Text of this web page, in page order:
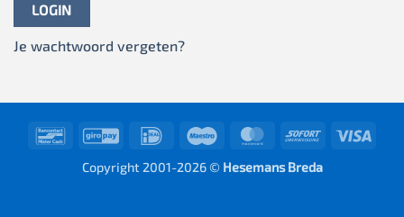
LOGIN
Je wachtwoord vergeten?
BancontactGiroPay IDeal Maestro MasterCardSofort
Copyright 2001-2026 © Hesemans Breda